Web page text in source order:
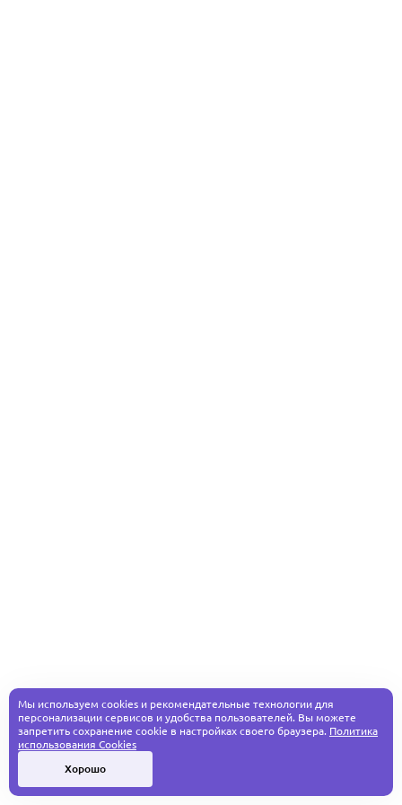
Мы используем cookies и рекомендательные технологии для
персонализации сервисов и удобства пользователей. Вы можете
запретить сохранение cookie в настройках своего браузера. Политика
использования Cookies
Хорошо